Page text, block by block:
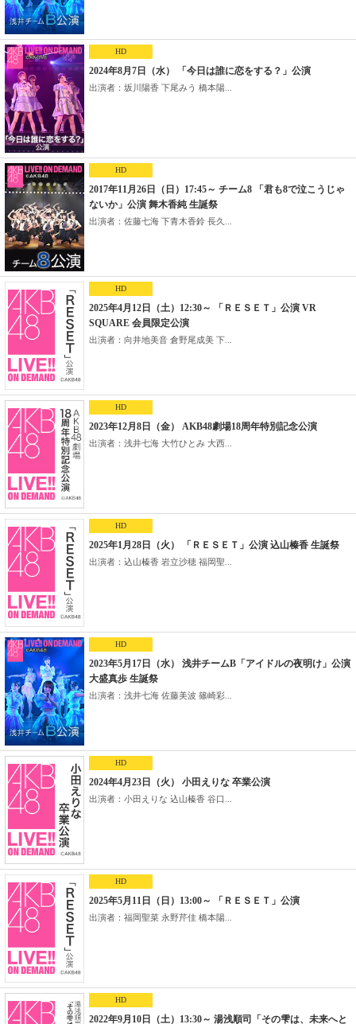
HD
2024年8月7日（水） 「今日は誰に恋をする？」公演
出演者：坂川陽香 下尾みう 橋本陽...
HD
2017年11月26日（日）17:45～ チーム8 「君も8で泣こうじゃ
ないか」公演 舞木香純 生誕祭
出演者：佐藤七海 下青木香鈴 長久...
HD
2025年4月12日（土）12:30～ 「ＲＥＳＥＴ」公演 VR
SQUARE 会員限定公演
出演者：向井地美音 倉野尾成美 下...
HD
2023年12月8日（金） AKB48劇場18周年特別記念公演
出演者：浅井七海 大竹ひとみ 大西...
HD
2025年1月28日（火） 「ＲＥＳＥＴ」公演 込山榛香 生誕祭
出演者：込山榛香 岩立沙穂 福岡聖...
HD
2023年5月17日（水） 浅井チームB「アイドルの夜明け」公演
大盛真歩 生誕祭
出演者：浅井七海 佐藤美波 篠崎彩...
HD
2024年4月23日（火） 小田えりな 卒業公演
出演者：小田えりな 込山榛香 谷口...
HD
2025年5月11日（日）13:00～ 「ＲＥＳＥＴ」公演
出演者：福岡聖菜 永野芹佳 橋本陽...
HD
2022年9月10日（土）13:30～ 湯浅順司「その雫は、未来へと